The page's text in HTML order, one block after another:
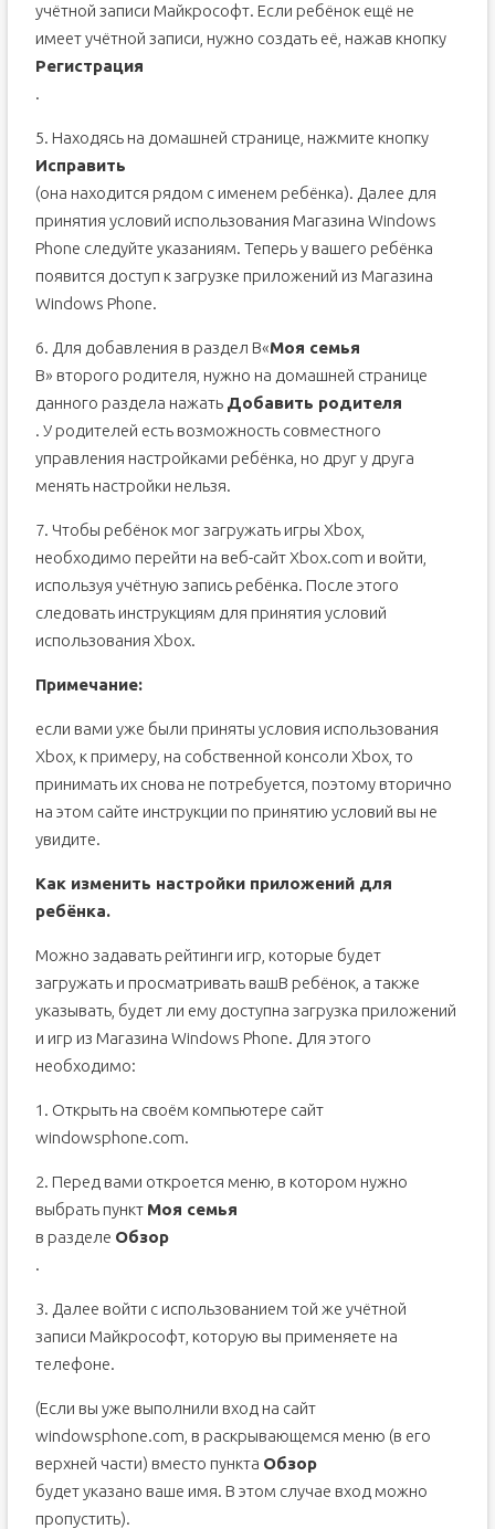
учётной записи Майкрософт. Если ребёнок ещё не
имеет учётной записи, нужно создать её, нажав кнопку
Регистрация
.
5. Находясь на домашней странице, нажмите кнопку
Исправить
(она находится рядом с именем ребёнка). Далее для
принятия условий использования Магазина Windows
Phone следуйте указаниям. Теперь у вашего ребёнка
появится доступ к загрузке приложений из Магазина
Windows Phone.
6. Для добавления в раздел В«Моя семья
В» второго родителя, нужно на домашней странице
данного раздела нажать Добавить родителя
. У родителей есть возможность совместного
управления настройками ребёнка, но друг у друга
менять настройки нельзя.
7. Чтобы ребёнок мог загружать игры Xbox,
необходимо перейти на веб-сайт Xbox.com и войти,
используя учётную запись ребёнка. После этого
следовать инструкциям для принятия условий
использования Xbox.
Примечание:
если вами уже были приняты условия использования
Xbox, к примеру, на собственной консоли Xbox, то
принимать их снова не потребуется, поэтому вторично
на этом сайте инструкции по принятию условий вы не
увидите.
Как изменить настройки приложений для
ребёнка.
Можно задавать рейтинги игр, которые будет
загружать и просматривать вашВ ребёнок, а также
указывать, будет ли ему доступна загрузка приложений
и игр из Магазина Windows Phone. Для этого
необходимо:
1. Открыть на своём компьютере сайт
windowsphone.com.
2. Перед вами откроется меню, в котором нужно
выбрать пункт Моя семья
в разделе Обзор
.
3. Далее войти с использованием той же учётной
записи Майкрософт, которую вы применяете на
телефоне.
(Если вы уже выполнили вход на сайт
windowsphone.com, в раскрывающемся меню (в его
верхней части) вместо пункта Обзор
будет указано ваше имя. В этом случае вход можно
пропустить).